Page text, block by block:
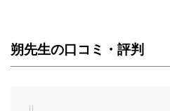
朔先生の口コミ・評判